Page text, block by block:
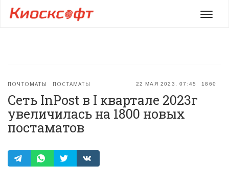
Меню
22 МАЯ 2023, 07:45 1860
ПОЧТОМАТЫ ПОСТАМАТЫ
Сеть InPost в I квартале 2023г
увеличилась на 1800 новых
постаматов